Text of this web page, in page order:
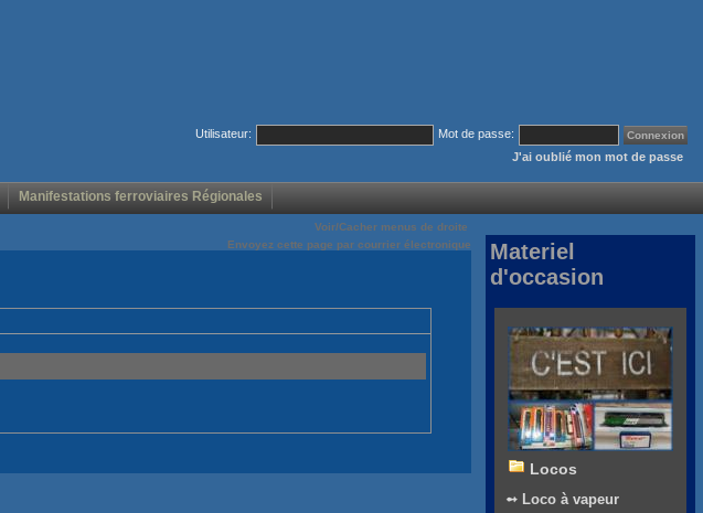
Utilisateur:
Mot de passe:
J'ai oublié mon mot de passe
Manifestations ferroviaires Régionales
Voir/Cacher menus de droite
Envoyez cette page par courrier électronique
Materiel
d'occasion
Locos
➻ Loco à vapeur